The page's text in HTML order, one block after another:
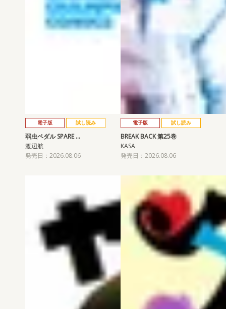
電子版 試し読み
弱虫ペダル SPARE …
渡辺航
発売日：2026.08.06
電子版 試し読み
BREAK BACK 第25巻
KASA
発売日：2026.08.06